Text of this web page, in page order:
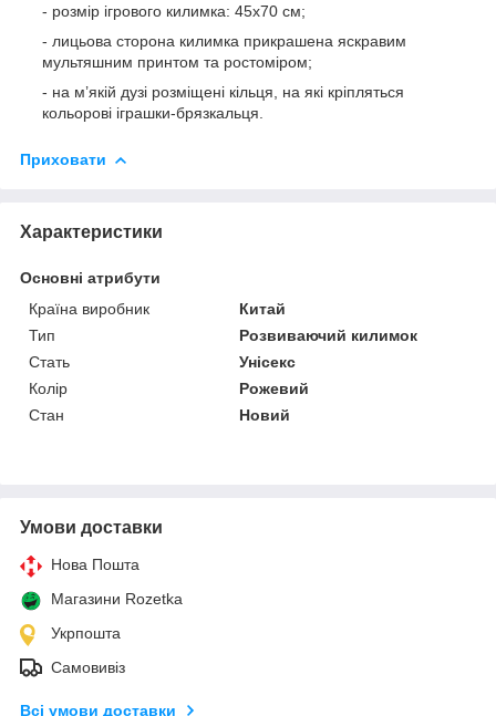
- розмір ігрового килимка: 45х70 см;
- лицьова сторона килимка прикрашена яскравим
мультяшним принтом та ростоміром;
- на м’якій дузі розміщені кільця, на які кріпляться
кольорові іграшки-брязкальця.
Приховати
Характеристики
Основні атрибути
Країна виробник
Китай
Тип
Розвиваючий килимок
Стать
Унісекс
Колір
Рожевий
Стан
Новий
Умови доставки
Нова Пошта
Магазини Rozetka
Укрпошта
Самовивіз
Всі умови доставки